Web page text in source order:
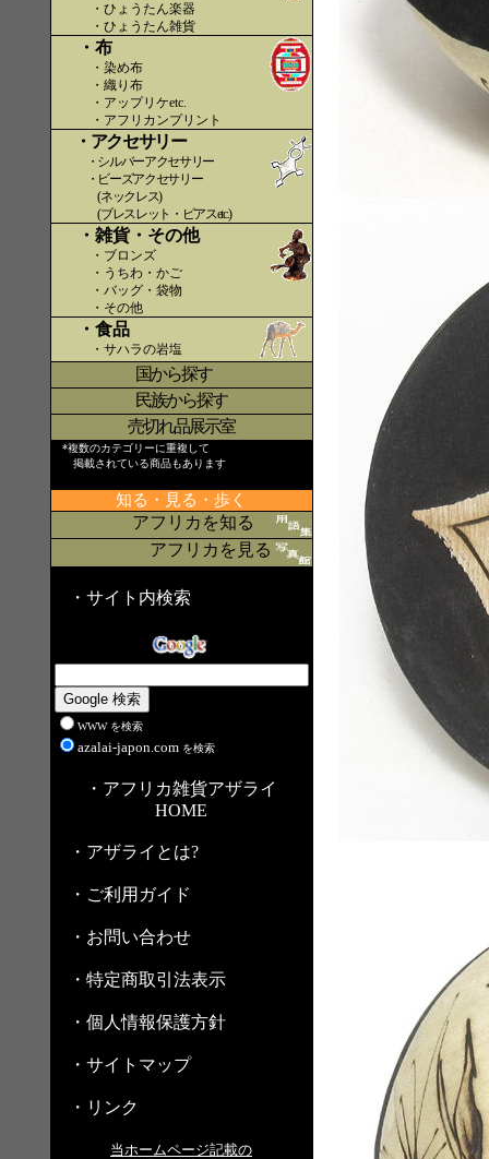
・ひょうたん楽器
・ひょうたん雑貨
・布
・染め布
・織り布
・アップリケetc.
・アフリカンプリント
・アクセサリー
・シルバーアクセサリー
・ビーズアクセサリー
(ネックレス)
(ブレスレット・ピアスetc.)
・雑貨・その他
・ブロンズ
・うちわ・かご
・バッグ・袋物
・その他
・食品
・サハラの岩塩
国から探す〇
民族から探す
売切れ品展示室
*複数のカテゴリーに重複して
掲載されている商品もあります
知る・見る・歩く
アフリカを知る
アフリカを見る
・サイト内検索
WWW を検索
azalai-japon.com を検索
・アフリカ雑貨アザライ
HOME
・アザライとは?
・ご利用ガイド
・お問い合わせ
・特定商取引法表示
・個人情報保護方針
・サイトマップ
・リンク
当ホームページ記載の